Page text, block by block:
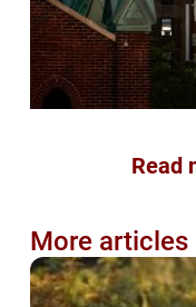
Read
More articles